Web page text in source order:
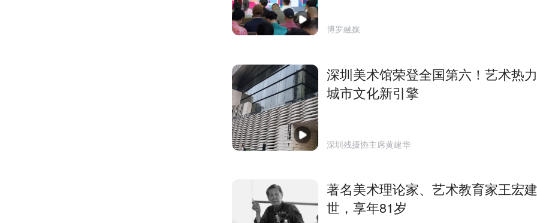
博罗融媒
深圳美术馆荣登全国第六！艺术热
城市文化新引擎
深圳残摄协主席黄建华
著名美术理论家、艺术教育家王宏
世，享年81岁